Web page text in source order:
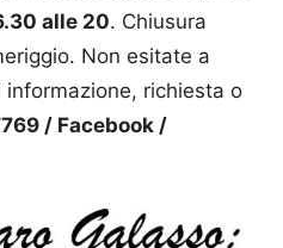
alle 20. Chiusura
Non esitate a
richiesta o
/ Facebook /